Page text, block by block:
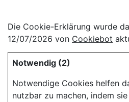
Die Cookie-Erklärung wurde
12/07/2026 von Cookiebot
Notwendig (2)
Notwendige Cookies helfen
nutzbar zu machen, indem